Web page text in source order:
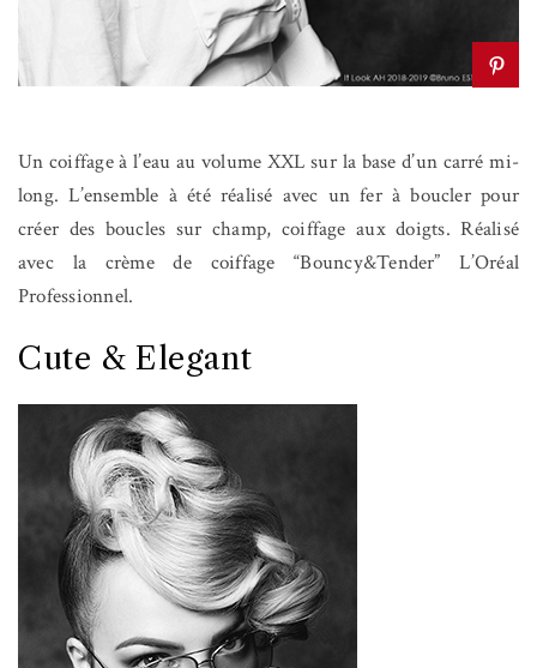
Un coiffage à l’eau au volume XXL sur la base d’un carré mi-
long. L’ensemble à été réalisé avec un fer à boucler pour
créer des boucles sur champ, coiffage aux doigts. Réalisé
avec la crème de coiffage “Bouncy&Tender” L’Oréal
Professionnel.
Cute & Elegant